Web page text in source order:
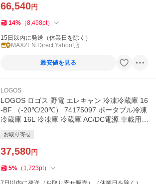
66,540円
14% （8,498pt）
15日以内に発送（休業日を除く）
MAXZEN Direct Yahoo!店
最安値を見る
LOGOS
LOGOS ロゴス 野電 エレキャン 冷凍冷蔵庫 16
-BF （-20℃/20℃） 74175097 ポータブル冷凍
冷蔵庫 16L 冷凍庫 冷蔵庫 AC/DC電源 車載用/s
お取り寄せ
37,580円
5% （ 1,723pt）